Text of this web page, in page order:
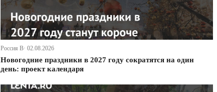
Россия В· 02.08.2026
Новогодние праздники в 2027 году сократятся на один
день: проект календаря